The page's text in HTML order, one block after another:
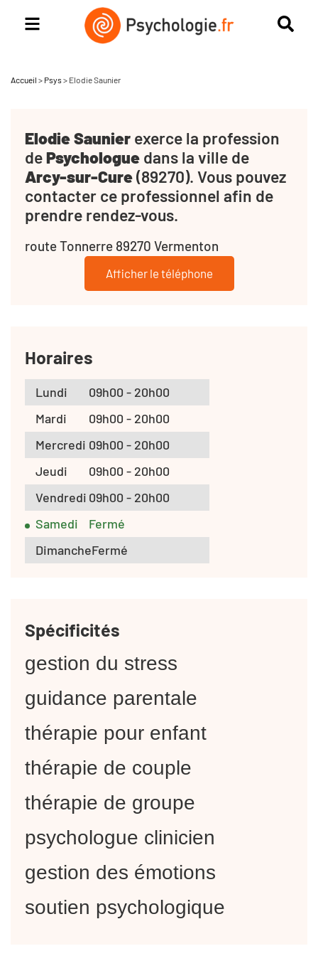
Accueil > Psys > Elodie Saunier
Elodie Saunier exerce la profession
dePsychologue dans la ville de
Arcy-sur-Cure(89270). Vous pouvez
contacter ce professionnel afin de
prendre rendez-vous.
route Tonnerre 89270 Vermenton
Afficher le téléphone
Horaires
Lundi
09h00 - 20h00
Mardi
09h00 - 20h00
Mercredi 09h00 - 20h00
Jeudi
09h00 - 20h00
Vendredi 09h00 - 20h00
Samedi
Fermé
DimancheFermé
Spécificités
gestion du stress
guidance parentale
thérapie pour enfant
thérapie de couple
thérapie de groupe
psychologue clinicien
gestion des émotions
soutien psychologique